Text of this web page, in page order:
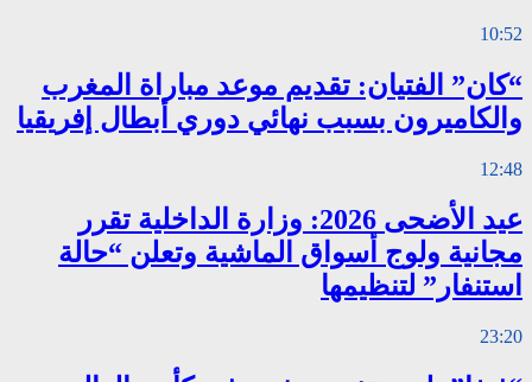
10:52
“كان” الفتيان: تقديم موعد مباراة المغرب
والكاميرون بسبب نهائي دوري أبطال إفريقيا
12:48
عيد الأضحى 2026: وزارة الداخلية تقرر
مجانية ولوج أسواق الماشية وتعلن “حالة
استنفار” لتنظيمها
23:20